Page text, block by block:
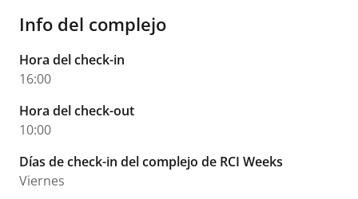
Info del complejo
Hora del check-in
16:00
Hora del check-out
10:00
Días de check-in del complejo de RCI Weeks
Viernes